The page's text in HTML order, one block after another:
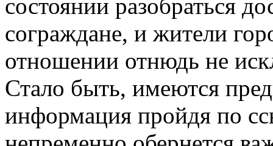
состоянии разобраться
сограждане, и жители
отношении отнюдь не
Стало быть, имеются
информация пройдя по